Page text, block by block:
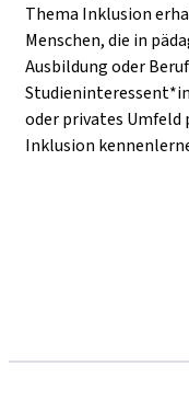
Thema Inklusion
Menschen, die in
Ausbildung oder
oder privates Umfeld
Inklusion